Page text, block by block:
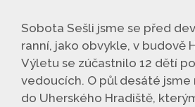
Sobota Sešli jsme se před
ranní, jako obvykle, v budově
Výletu se zúčastnilo 12 dětí
vedoucích. O půl desáté jsme
do Uherského Hradiště,